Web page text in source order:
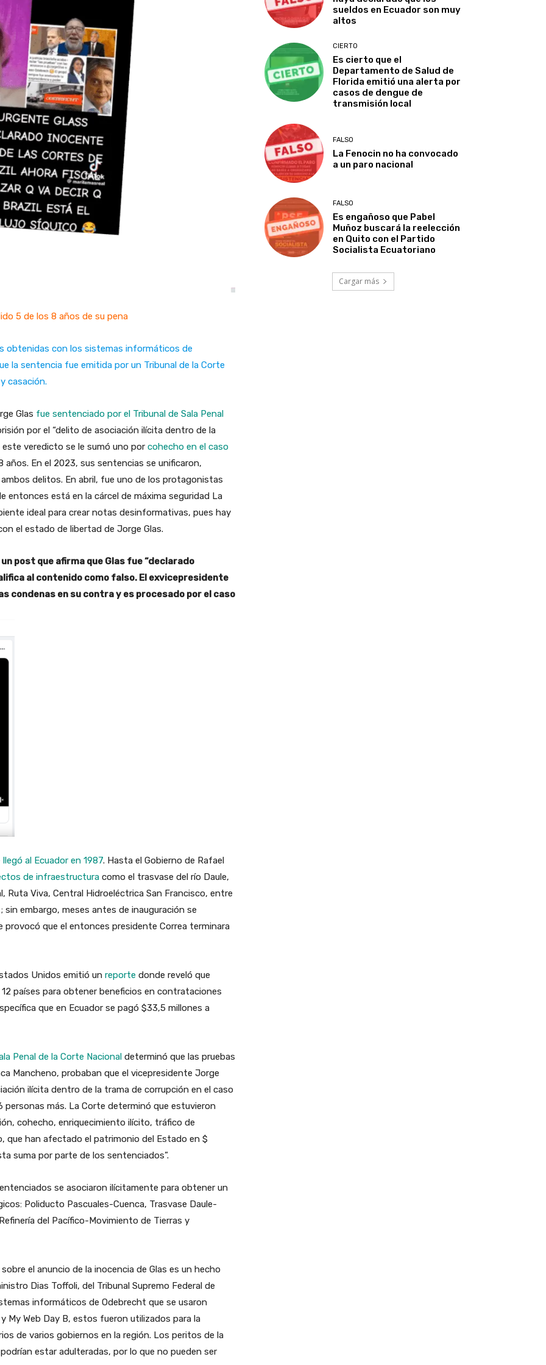
5 de los 8 años de su pena
obtenidas con los sistemas informáticos de
la sentencia fue emitida por un Tribunal de la Corte
casación.
Glas fue sentenciado por el Tribunal de Sala Penal
por el “delito de asociación ilícita dentro de la
veredicto se le sumó uno por cohecho en el caso
años. En el 2023, sus sentencias se unificaron,
delitos. En abril, fue uno de los protagonistas
entonces está en la cárcel de máxima seguridad La
ideal para crear notas desinformativas, pues hay
el estado de libertad de Jorge Glas.
un post que afirma que Glas fue “declarado
al contenido como falso. El exvicepresidente
condenas en su contra y es procesado por el caso
llegó al Ecuador en 1987. Hasta el Gobierno de Rafael
de infraestructura como el trasvase del río Daule,
Ruta Viva, Central Hidroeléctrica San Francisco, entre
embargo, meses antes de inauguración se
que el entonces presidente Correa terminara
Unidos emitió un reporte donde reveló que
países para obtener beneficios en contrataciones
que en Ecuador se pagó $33,5 millones a
Penal de la Corte Nacional determinó que las pruebas
Mancheno, probaban que el vicepresidente Jorge
ilícita dentro de la trama de corrupción en el caso
personas más. La Corte determinó que estuvieron
cohecho, enriquecimiento ilícito, tráfico de
han afectado el patrimonio del Estado en $
suma por parte de los sentenciados”.
se asociaron ilícitamente para obtener un
Poliducto Pascuales-Cuenca, Trasvase Daule-
del Pacífico-Movimiento de Tierras y
el anuncio de la inocencia de Glas es un hecho
Dias Toffoli, del Tribunal Supremo Federal de
informáticos de Odebrecht que se usaron
My Web Day B, estos fueron utilizados para la
de varios gobiernos en la región. Los peritos de la
estar adulteradas, por lo que no pueden ser
sueldos en Ecuador son muy
altos
CIERTO
Es cierto que el
Departamento de Salud de
Florida emitió una alerta por
casos de dengue de
transmisión local
FALSO
La Fenocin no ha convocado
a un paro nacional
FALSO
Es engañoso que Pabel
Muñoz buscará la reelección
en Quito con el Partido
Socialista Ecuatoriano
Cargar más